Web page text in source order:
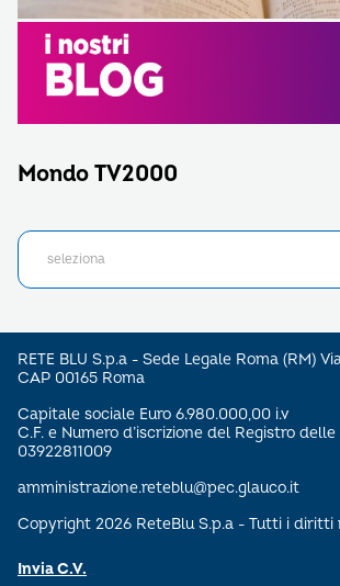
Mondo TV2000
RETE BLU S.p.a - Sede Legale Roma (RM)
CAP 00165 Roma
Capitale sociale Euro 6.980.000,00 i.v
C.F. e Numero d’iscrizione del Registro
03922811009
amministrazione.reteblu@pec.glauco.it
Copyright 2026 ReteBlu S.p.a - Tutti i diritti
Invia C.V.